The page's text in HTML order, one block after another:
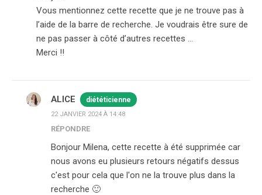
Vous mentionnez cette recette que je ne trouve pas à
l’aide de la barre de recherche. Je voudrais être sure de
ne pas passer à côté d’autres recettes …
Merci !!
ALICE diététicienne
22 JANVIER 2024 À 14:48
RÉPONDRE
Bonjour Milena, cette recette à été supprimée car
nous avons eu plusieurs retours négatifs dessus
c'est pour cela que l'on ne la trouve plus dans la
recherche 🙂